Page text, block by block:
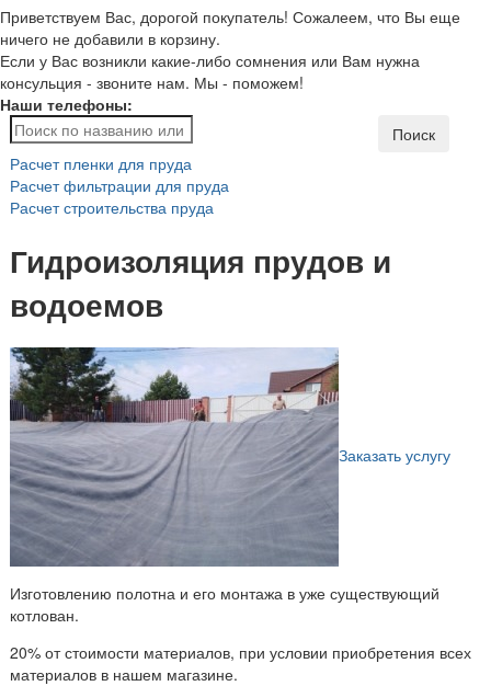
Приветствуем Вас, дорогой покупатель! Сожалеем, что Вы еще
ничего не добавили в корзину.
Если у Вас возникли какие-либо сомнения или Вам нужна
консульция - звоните нам. Мы - поможем!
Наши телефоны:
Поиск
Расчет пленки для пруда
Расчет фильтрации для пруда
Расчет строительства пруда
Гидроизоляция прудов и
водоемов
Заказать услугу
Изготовлению полотна и его монтажа в уже существующий
котлован.
20% от стоимости материалов, при условии приобретения всех
материалов в нашем магазине.